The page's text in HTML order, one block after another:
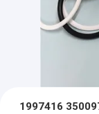
1997416